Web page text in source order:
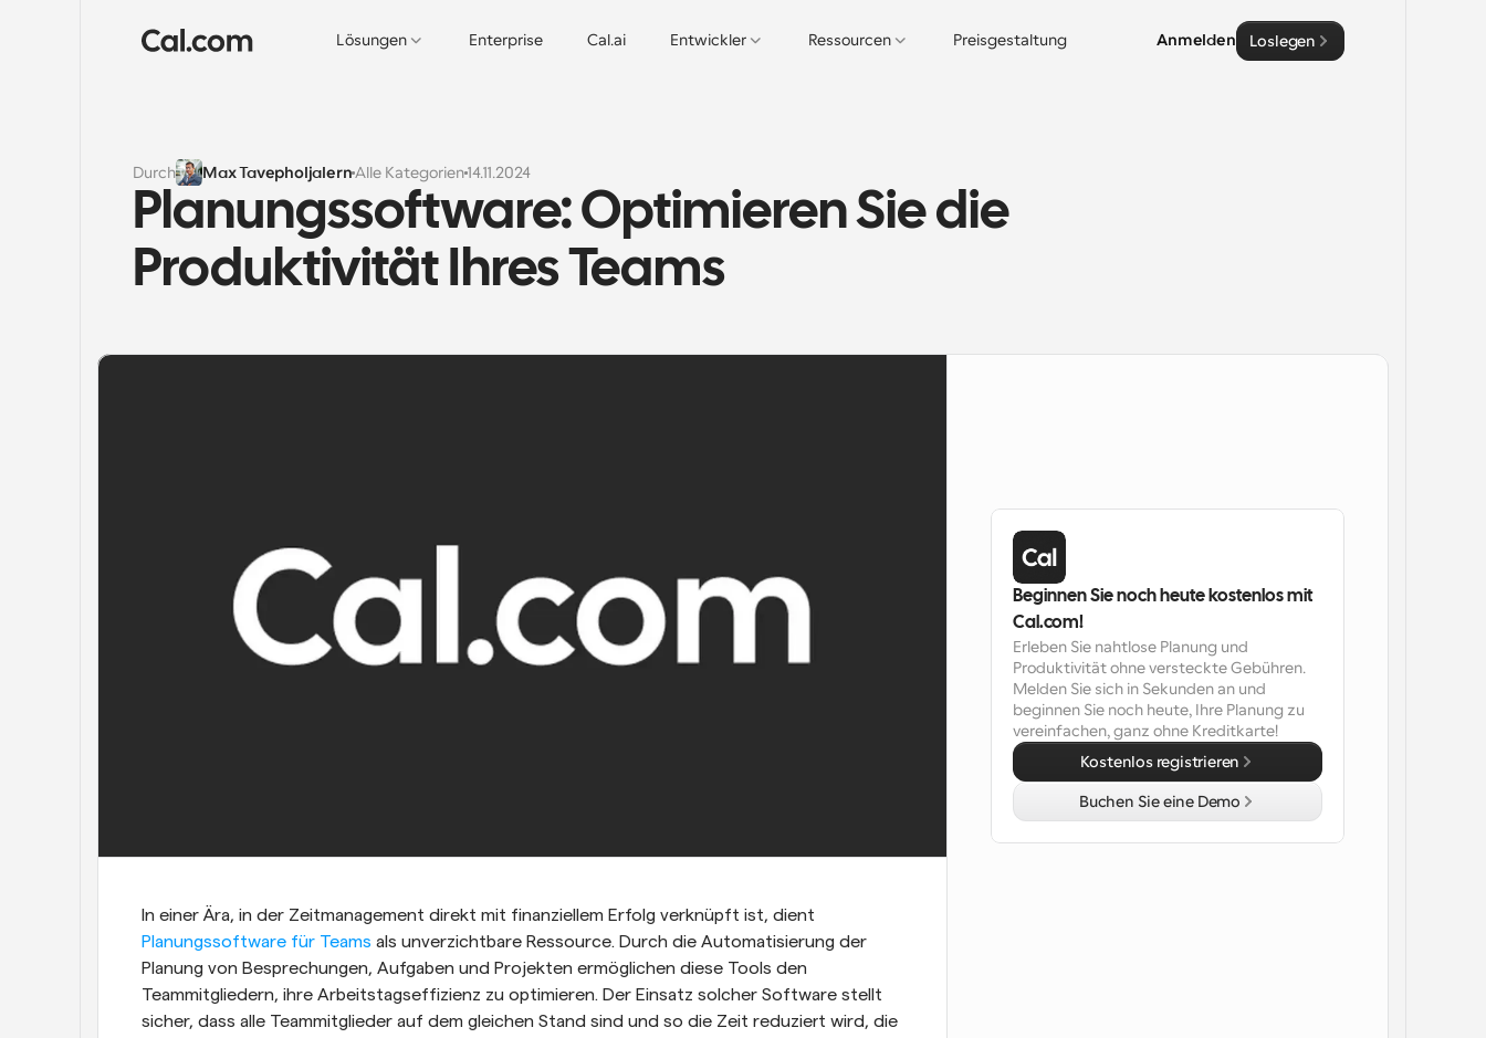
Lösungen Enterprise Cal.ai Entwickler Ressourcen Preisgestaltung Anmelden Loslegen
Durch Max Tavepholjalern Alle Kategorien14.11.2024
Planungssoftware: Optimieren Sie die
Produktivität Ihres Teams
Planungssoftware für Teams als unverzichtbare Ressource. Durch die Automatisierung der
Planung von Besprechungen, Aufgaben und Projekten ermöglichen diese Tools den
Teammitgliedern, ihre Arbeitstagseffizienz zu optimieren. Der Einsatz solcher Software stellt
sicher, dass alle Teammitglieder auf dem gleichen Stand sind und so die Zeit reduziert wird, die
Beginnen Sie noch heute kostenlos mit
Cal.com!
Erleben Sie nahtlose Planung und
Produktivität ohne versteckte Gebühren.
Melden Sie sich in Sekunden an und
beginnen Sie noch heute, Ihre Planung zu
vereinfachen, ganz ohne Kreditkarte!
Kostenlos registrieren
Buchen Sie eine Demo